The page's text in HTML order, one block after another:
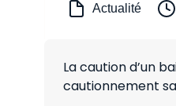
Actualité
La caution d’un
cautionnement